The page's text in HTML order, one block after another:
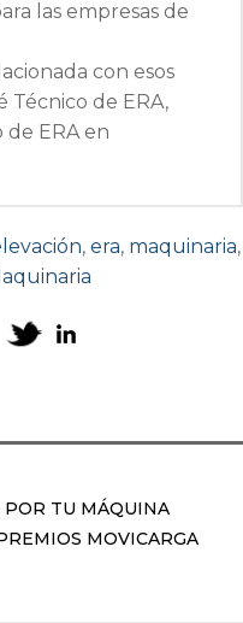
las empresas de
con esos
Técnico de ERA,
ERA en
, era, maquinaria,
POR TU MÁQUINA
MOVICARGA